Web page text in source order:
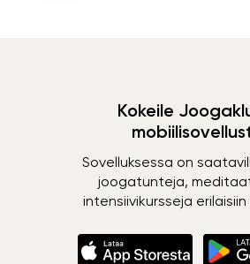
Kokeile
Sovelluksessa on
joogatunteja,
intensiivikursseja